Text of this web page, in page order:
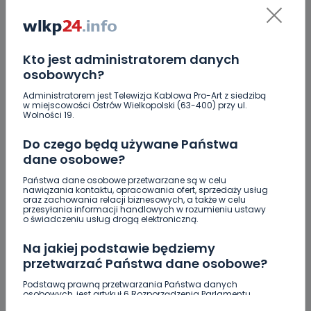
Kto jest administratorem danych
osobowych?
Administratorem jest Telewizja Kablowa Pro-Art z siedzibą
w miejscowości Ostrów Wielkopolski (63-400) przy ul.
Wolności 19.
Do czego będą używane Państwa
dane osobowe?
Państwa dane osobowe przetwarzane są w celu
nawiązania kontaktu, opracowania ofert, sprzedaży usług
oraz zachowania relacji biznesowych, a także w celu
przesyłania informacji handlowych w rozumieniu ustawy
o świadczeniu usług drogą elektroniczną.
Na jakiej podstawie będziemy
przetwarzać Państwa dane osobowe?
Podstawą prawną przetwarzania Państwa danych
osobowych, jest artykuł 6 Rozporządzenia Parlamentu
DOŁĄCZ DO DYSKUSJI
DODAJ SWÓJ KOMENTARZ
Wiadomość
Podpis